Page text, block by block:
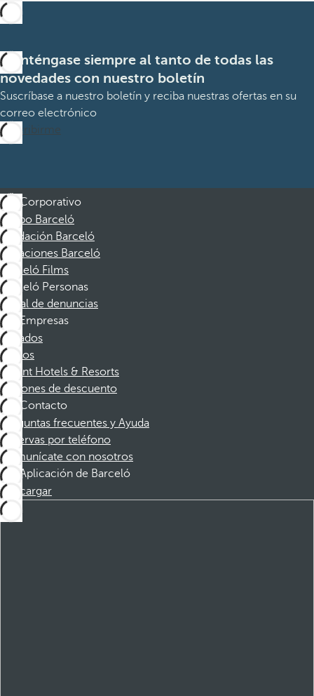
Manténgase siempre al tanto de todas las
novedades con nuestro boletín
Suscríbase a nuestro boletín y reciba nuestras ofertas en su
correo electrónico
Suscribirme
Corporativo
Grupo Barceló
Fundación Barceló
Vacaciones Barceló
Barceló Films
Barceló Personas
Canal de denuncias
Empresas
Afiliados
Socios
Dorint Hotels & Resorts
Cupones de descuento
Contacto
Preguntas frecuentes y Ayuda
Reservas por teléfono
Comunícate con nosotros
Aplicación de Barceló
Descargar